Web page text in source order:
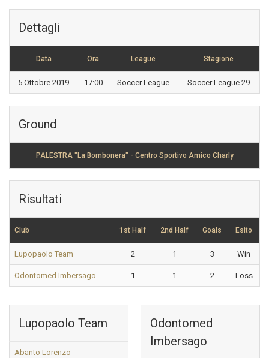
Dettagli
Data Ora League Stagione
5 Ottobre 2019 17:00 Soccer League Soccer League 29
Ground
PALESTRA "La Bombonera" - Centro Sportivo Amico Charly
Risultati
Club 1st Half 2nd Half Goals Esito
Lupopaolo Team 2 1 3 Win
Odontomed Imbersago 1 1 2 Loss
Lupopaolo Team
Abanto Lorenzo
Odontomed
Imbersago